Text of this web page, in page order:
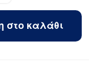
στο καλάθι